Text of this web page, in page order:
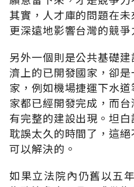
其實，人才庫的問題在
更深遠地影響台灣的競爭
另外一個則是公共基礎
濟上的已開發國家，卻
家，例如機場捷運下水
家都已經開發完成，而
有完整的建設出現。坦
耽誤太久的時間了，這
可以解決的。
如果立法院內仍舊以五